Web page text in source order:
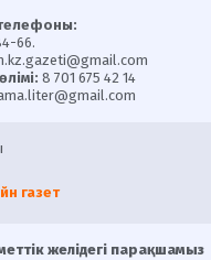
66.
8 701 675 42 14
газет
желідегі парақшамыз